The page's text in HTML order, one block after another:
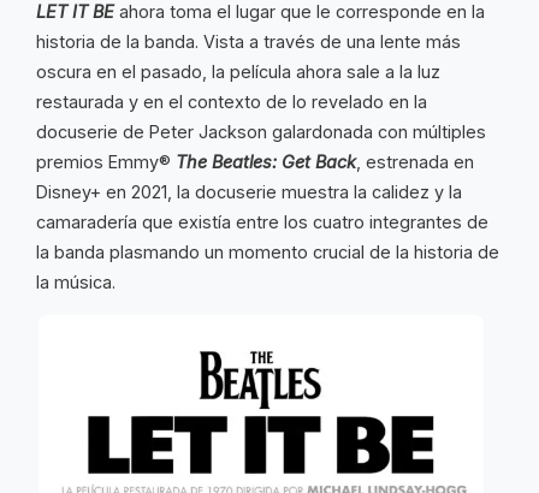
LET IT BEahora toma el lugar que le corresponde en la
historia de la banda. Vista a través de una lente más
oscura en el pasado, la película ahora sale a la luz
restaurada y en el contexto de lo revelado en la
docuserie de Peter Jackson galardonada con múltiples
premios Emmy® The Beatles: Get Back, estrenada en
Disney+ en 2021, la docuserie muestra la calidez y la
camaradería que existía entre los cuatro integrantes de
la banda plasmando un momento crucial de la historia de
la música.